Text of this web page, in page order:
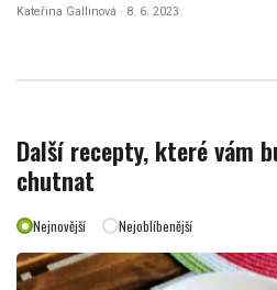
Kateřina Gallinová · 8. 6. 2023
Další recepty, které vám
chutnat
Nejnovější Nejoblíbenější